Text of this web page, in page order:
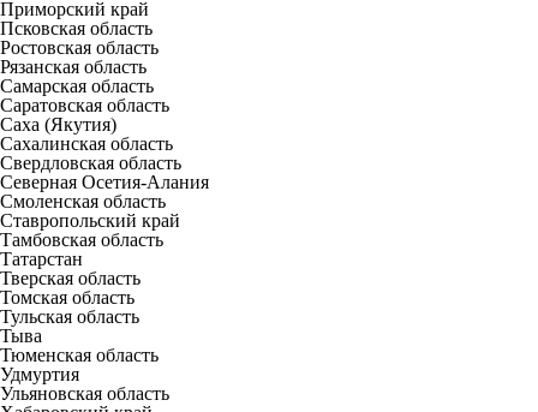
Приморский край
Псковская область
Ростовская область
Рязанская область
Самарская область
Саратовская область
Саха (Якутия)
Сахалинская область
Свердловская область
Северная Осетия-Алания
Смоленская область
Ставропольский край
Тамбовская область
Татарстан
Тверская область
Томская область
Тульская область
Тыва
Тюменская область
Удмуртия
Ульяновская область